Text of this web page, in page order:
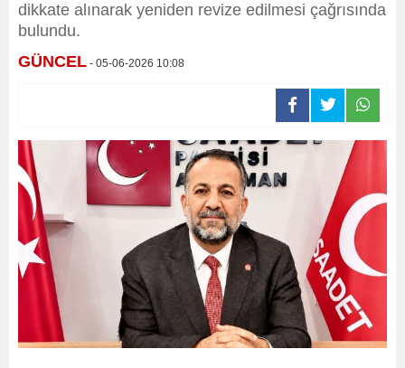
dikkate alınarak yeniden revize edilmesi çağrısında
bulundu.
GÜNCEL - 05-06-2026 10:08